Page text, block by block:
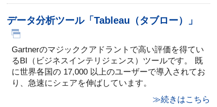
データ分析ツール「Tableau（タブロー）」
Gartnerのマジッククアドラントで高い評価を得てい
るBI（ビジネスインテリジェンス）ツールです。 既
に世界各国の 17,000 以上のユーザーで導入されてお
り、急速にシェアを伸ばしています。
≫続きはこちら